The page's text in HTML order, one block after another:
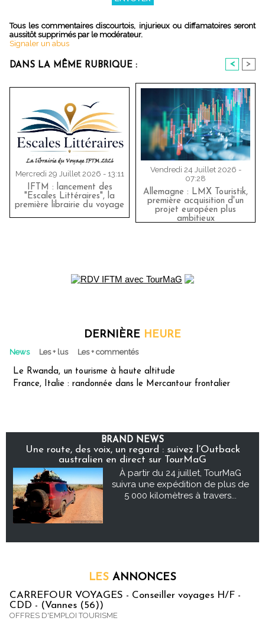
Tous les commentaires discourtois, injurieux ou diffamatoires seront
aussitôt supprimés par le modérateur.
Signaler un abus
DANS LA MÊME RUBRIQUE : < >
Mercredi 29 Juillet 2026 - 13:11
IFTM : lancement des
"Escales Littéraires", la
première librairie du voyage
Vendredi 24 Juillet 2026 -
07:28
Allemagne : LMX Touristik,
première acquisition d'un
projet européen plus
ambitieux
DERNIÈRE HEURE
News Les + lus Les + commentés
Le Rwanda, un tourisme à haute altitude
France, Italie : randonnée dans le Mercantour frontalier
BRAND NEWS
Une route, des voix, un regard : suivez l’Outback
australien en direct sur TourMaG
À partir du 24 juillet, TourMaG
suivra une expédition de plus de
5 000 kilomètres à travers...
LES ANNONCES
CARREFOUR VOYAGES - Conseiller voyages H/F -
CDD - (Vannes (56))
OFFRES D'EMPLOI TOURISME